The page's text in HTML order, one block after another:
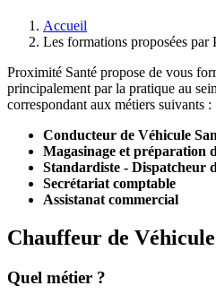
Accueil
Les formations proposées par
Proximité Santé propose de vous
principalement par la pratique au
correspondant aux métiers suivants :
Conducteur de Véhicule
Magasinage et préparation
Standardiste - Dispatcheur
Secrétariat comptable
Assistanat commercial
Chauffeur de
Quel métier ?